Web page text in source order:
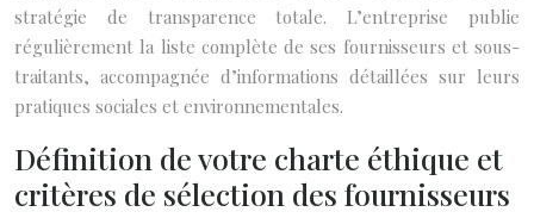
stratégie de transparence totale. L’entreprise publie
régulièrement la liste complète de ses fournisseurs et sous-
traitants, accompagnée d’informations détaillées sur leurs
pratiques sociales et environnementales.
Définition de votre charte éthique et
critères de sélection des fournisseurs